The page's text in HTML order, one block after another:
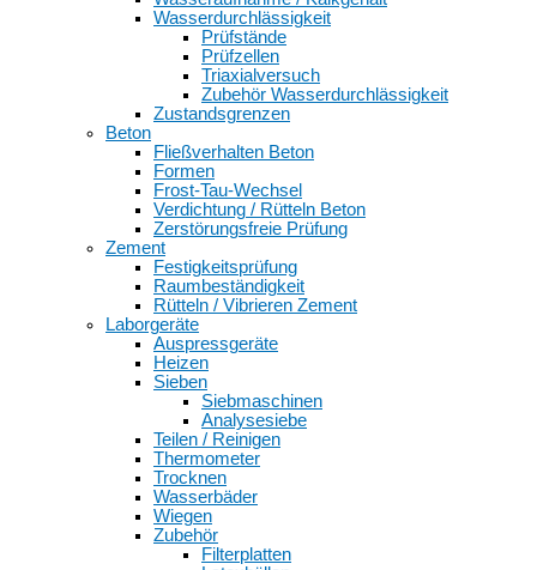
Wasserdurchlässigkeit
Prüfstände
Prüfzellen
Triaxialversuch
Zubehör Wasserdurchlässigkeit
Zustandsgrenzen
Beton
Fließverhalten Beton
Formen
Frost-Tau-Wechsel
Verdichtung / Rütteln Beton
Zerstörungsfreie Prüfung
Zement
Festigkeitsprüfung
Raumbeständigkeit
Rütteln / Vibrieren Zement
Laborgeräte
Auspressgeräte
Heizen
Sieben
Siebmaschinen
Analysesiebe
Teilen / Reinigen
Thermometer
Trocknen
Wasserbäder
Wiegen
Zubehör
Filterplatten